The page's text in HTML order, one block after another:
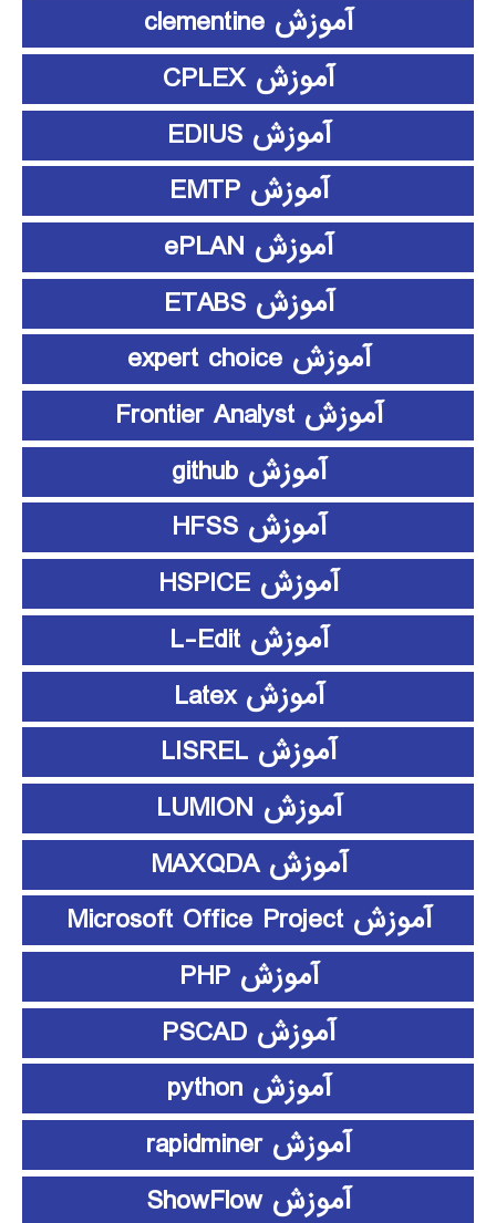
آموزش clementine
آموزش CPLEX
آموزش EDIUS
آموزش EMTP
آموزش ePLAN
آموزش ETABS
آموزش expert choice
آموزش Frontier Analyst
آموزش github
آموزش HFSS
آموزش HSPICE
آموزش L-Edit
آموزش Latex
آموزش LISREL
آموزش LUMION
آموزش MAXQDA
آموزش Microsoft Office Project
آموزش PHP
آموزش PSCAD
آموزش python
آموزش rapidminer
آموزش ShowFlow